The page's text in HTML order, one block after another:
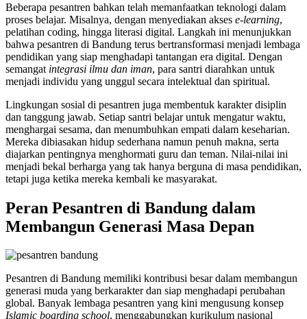
Beberapa pesantren bahkan telah memanfaatkan teknologi dalam
proses belajar. Misalnya, dengan menyediakan akses e-learning,
pelatihan coding, hingga literasi digital. Langkah ini menunjukkan
bahwa pesantren di Bandung terus bertransformasi menjadi lembaga
pendidikan yang siap menghadapi tantangan era digital. Dengan
semangat integrasi ilmu dan iman, para santri diarahkan untuk
menjadi individu yang unggul secara intelektual dan spiritual.
Lingkungan sosial di pesantren juga membentuk karakter disiplin
dan tanggung jawab. Setiap santri belajar untuk mengatur waktu,
menghargai sesama, dan menumbuhkan empati dalam keseharian.
Mereka dibiasakan hidup sederhana namun penuh makna, serta
diajarkan pentingnya menghormati guru dan teman. Nilai-nilai ini
menjadi bekal berharga yang tak hanya berguna di masa pendidikan,
tetapi juga ketika mereka kembali ke masyarakat.
Peran Pesantren di Bandung dalam
Membangun Generasi Masa Depan
Pesantren di Bandung memiliki kontribusi besar dalam membangun
generasi muda yang berkarakter dan siap menghadapi perubahan
global. Banyak lembaga pesantren yang kini mengusung konsep
Islamic boarding school, menggabungkan kurikulum nasional